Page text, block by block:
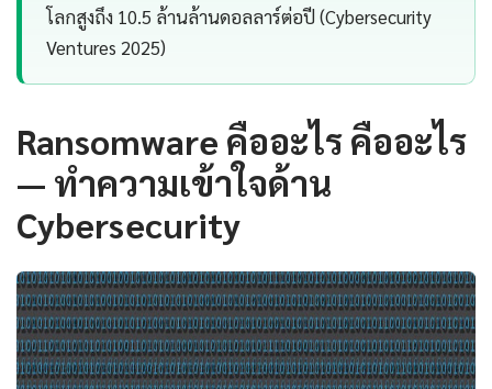
โลกสูงถึง 10.5 ล้านล้านดอลลาร์ต่อปี (Cybersecurity
Ventures 2025)
Ransomware คืออะไร คืออะไร
— ทำความเข้าใจด้าน
Cybersecurity